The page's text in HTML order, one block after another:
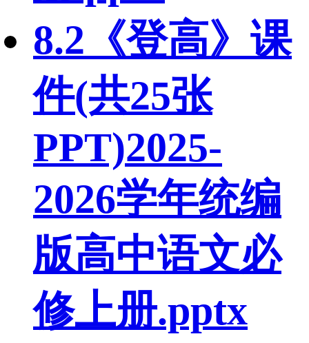
8.2《登高》课
件(共25张
PPT)2025-
2026学年统编
版高中语文必
修上册.pptx